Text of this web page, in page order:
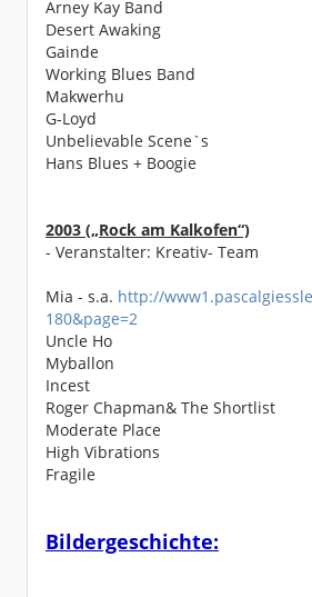
Arney Kay Band
Desert Awaking
Gainde
Working Blues Band
Makwerhu
G-Loyd
Unbelievable Scene`s
Hans Blues + Boogie
2003 („Rock am Kalkofen“)
- Veranstalter: Kreativ- Team
Mia - s.a. http://
180&page=2
Uncle Ho
Myballon
Incest
Roger Chapman& The Shortlist
Moderate Place
High Vibrations
Fragile
Bildergeschichte: